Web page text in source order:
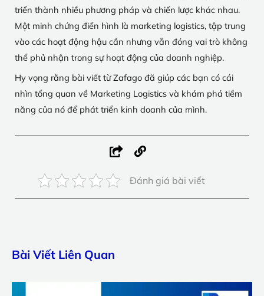
triển thành nhiều phương pháp và chiến lược khác nhau.
Một minh chứng điển hình là marketing logistics, tập trung
vào các hoạt động hậu cần nhưng vẫn đóng vai trò không
thể phủ nhận trong sự hoạt động của doanh nghiệp.
Hy vọng rằng bài viết từ Zafago đã giúp các bạn có cái
nhìn tổng quan về Marketing Logistics và khám phá tiềm
năng của nó để phát triển kinh doanh của mình.
Đánh giá bài viết
Bài Viết Liên Quan